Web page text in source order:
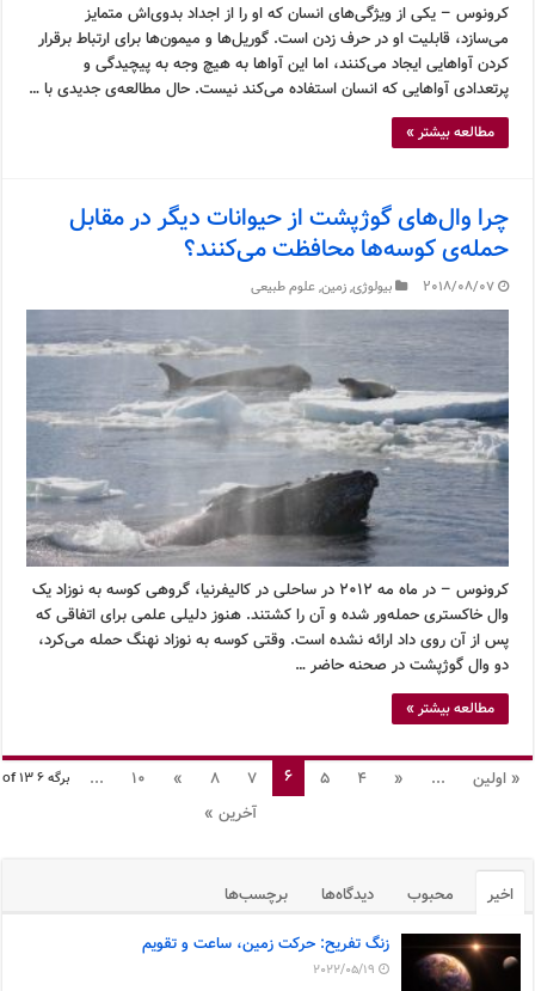
کرونوس – یکی از ویژگی‌های انسان که او را از اجداد بدوی‌اش متمایز
می‌سازد، قابلیت او در حرف زدن است. گوریل‌ها و میمون‌ها برای ارتباط برقرار
کردن آواهایی ایجاد می‌کنند، اما این آواها به هیچ وجه به پیچیدگی و
پرتعدادی آواهایی که انسان استفاده می‌کند نیست. حال مطالعه‌ی جدیدی با …
مطالعه بیشتر »
چرا وال‌های گوژپشت از حیوانات دیگر در مقابل
حمله‌ی کوسه‌ها محافظت می‌کنند؟
2018/08/07 بیولوژی,زمین,علوم طبیعی
کرونوس – در ماه مه ۲۰۱۲ در ساحلی در کالیفرنیا، گروهی کوسه به نوزاد یک
وال خاکستری حمله‌ور شده و آن را کشتند. هنوز دلیلی علمی برای اتفاقی که
پس از آن روی داد ارائه نشده است. وقتی کوسه به نوزاد نهنگ حمله می‌کرد،
دو وال گوژپشت در صحنه حاضر …
مطالعه بیشتر »
برگه 6 of 13 « اولین ...
«
4
5
6
7
8
»
10
...
آخرین »
اخیر محبوب دیدگاه‌ها برچسب‌ها
زنگ تفریح: حرکت زمین، ساعت و تقویم
2022/05/19